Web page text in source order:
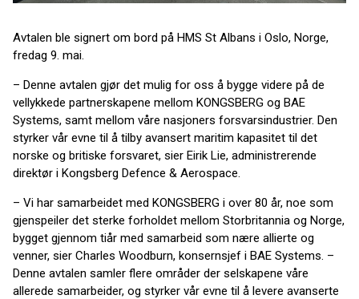
Avtalen ble signert om bord på HMS St Albans i Oslo, Norge,
fredag 9. mai.
– Denne avtalen gjør det mulig for oss å bygge videre på de
vellykkede partnerskapene mellom KONGSBERG og BAE
Systems, samt mellom våre nasjoners forsvarsindustrier. Den
styrker vår evne til å tilby avansert maritim kapasitet til det
norske og britiske forsvaret, sier Eirik Lie, administrerende
direktør i Kongsberg Defence & Aerospace.
– Vi har samarbeidet med KONGSBERG i over 80 år, noe som
gjenspeiler det sterke forholdet mellom Storbritannia og Norge,
bygget gjennom tiår med samarbeid som nære allierte og
venner, sier Charles Woodburn, konsernsjef i BAE Systems. –
Denne avtalen samler flere områder der selskapene våre
allerede samarbeider, og styrker vår evne til å levere avanserte